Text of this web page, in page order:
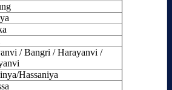
/ Bangri / Harayanvi /
Hassaniya